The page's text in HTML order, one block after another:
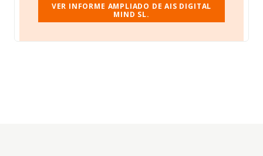
VER INFORME AMPLIADO DE AIS DIGITAL
MIND SL.